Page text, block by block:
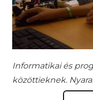
Informatikai és
közöttieknek.